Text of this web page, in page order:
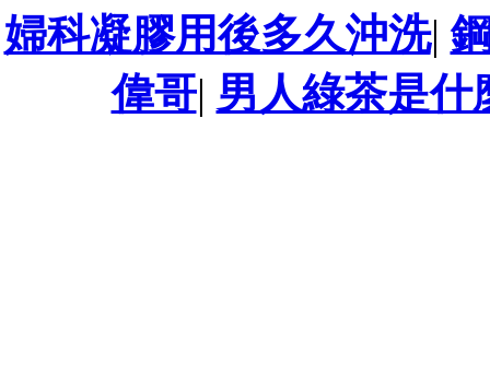
婦科凝膠用後多久沖洗|
偉哥| 男人綠茶是什